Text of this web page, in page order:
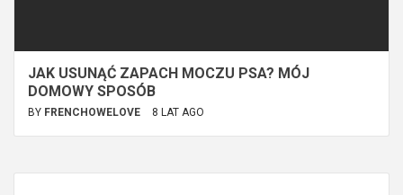
JAK USUNĄĆ ZAPACH MOCZU PSA? MÓJ
DOMOWY SPOSÓB
BY FRENCHOWELOVE 8 LAT AGO